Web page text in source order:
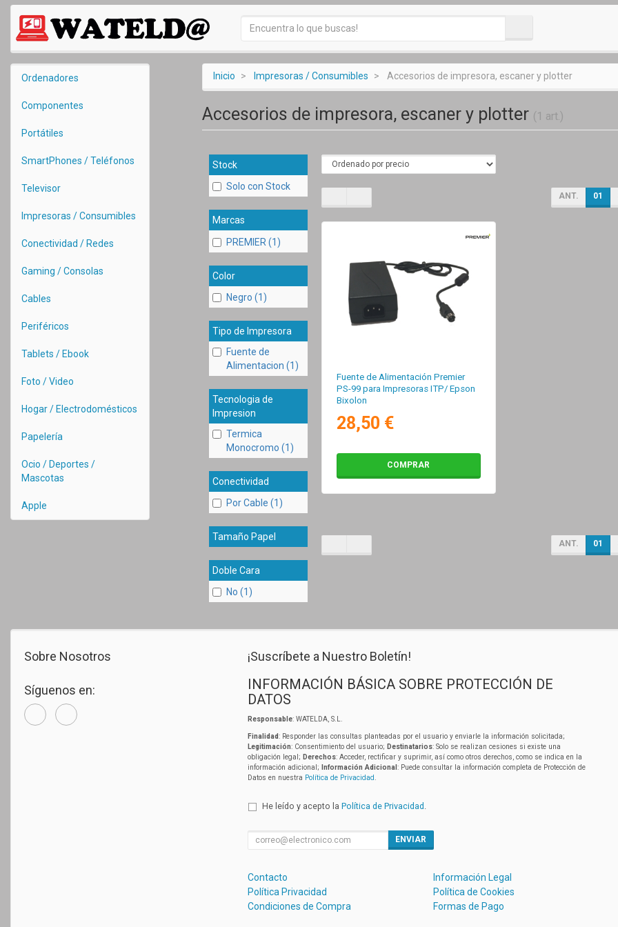
Ordenadores
Componentes
Portátiles
SmartPhones / Teléfonos
Televisor
Impresoras / Consumibles
Conectividad / Redes
Gaming / Consolas
Cables
Periféricos
Tablets / Ebook
Foto / Video
Hogar / Electrodomésticos
Papelería
Ocio / Deportes /
Mascotas
Apple
Inicio Impresoras / Consumibles Accesorios de impresora, escaner y plotter
Accesorios de impresora, escaner y plotter (1 art.)
Stock
Solo con Stock
Marcas
PREMIER (1)
Color
Negro (1)
Tipo de Impresora
Fuente de
Alimentacion (1)
Tecnologia de
Impresion
Termica
Monocromo (1)
Conectividad
Por Cable (1)
Tamaño Papel
Doble Cara
No (1)
ANT. 01
Fuente de Alimentación Premier
PS-99 para Impresoras ITP/ Epson
Bixolon
28,50 €
COMPRAR
ANT. 01
Sobre Nosotros
Síguenos en:
¡Suscríbete a Nuestro Boletín!
INFORMACIÓN BÁSICA SOBRE PROTECCIÓN DE
DATOS
Responsable: WATELDA, S.L.
Finalidad: Responder las consultas planteadas por el usuario y enviarle la información solicitada;
Legitimación: Consentimiento del usuario; Destinatarios: Solo se realizan cesiones si existe una
obligación legal; Derechos: Acceder, rectificar y suprimir, así como otros derechos, como se indica en la
información adicional;
Información Adicional : Puede consultar la información completa de Protección de
Datos en nuestra Política de Privacidad.
He leído y acepto la Política de Privacidad .
ENVIAR
Contacto
Información Legal
Política Privacidad
Política de Cookies
Condiciones de Compra
Formas de Pago